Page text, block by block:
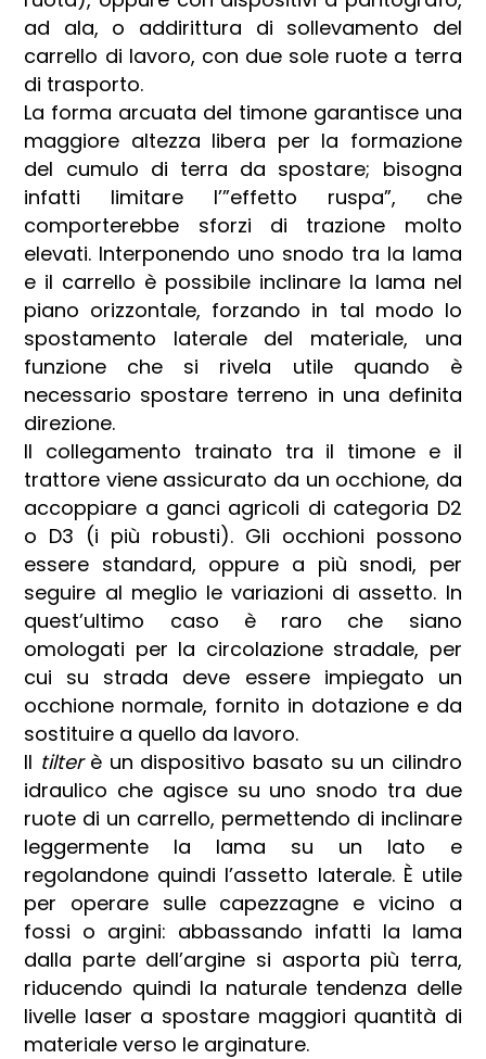
ad ala, o addirittura di sollevamento del
carrello di lavoro, con due sole ruote a terra
di trasporto.
La forma arcuata del timone garantisce una
maggiore altezza libera per la formazione
del cumulo di terra da spostare; bisogna
infatti limitare l’”effetto ruspa”, che
comporterebbe sforzi di trazione molto
elevati. Interponendo uno snodo tra la lama
e il carrello è possibile inclinare la lama nel
piano orizzontale, forzando in tal modo lo
spostamento laterale del materiale, una
funzione che si rivela utile quando è
necessario spostare terreno in una definita
direzione.
Il collegamento trainato tra il timone e il
trattore viene assicurato da un occhione, da
accoppiare a ganci agricoli di categoria D2
o D3 (i più robusti). Gli occhioni possono
essere standard, oppure a più snodi, per
seguire al meglio le variazioni di assetto. In
quest’ultimo caso è raro che siano
omologati per la circolazione stradale, per
cui su strada deve essere impiegato un
occhione normale, fornito in dotazione e da
sostituire a quello da lavoro.
Il tilterè un dispositivo basato su un cilindro
idraulico che agisce su uno snodo tra due
ruote di un carrello, permettendo di inclinare
leggermente la lama su un lato e
regolandone quindi l’assetto laterale. È utile
per operare sulle capezzagne e vicino a
fossi o argini: abbassando infatti la lama
dalla parte dell’argine si asporta più terra,
riducendo quindi la naturale tendenza delle
livelle laser a spostare maggiori quantità di
materiale verso le arginature.